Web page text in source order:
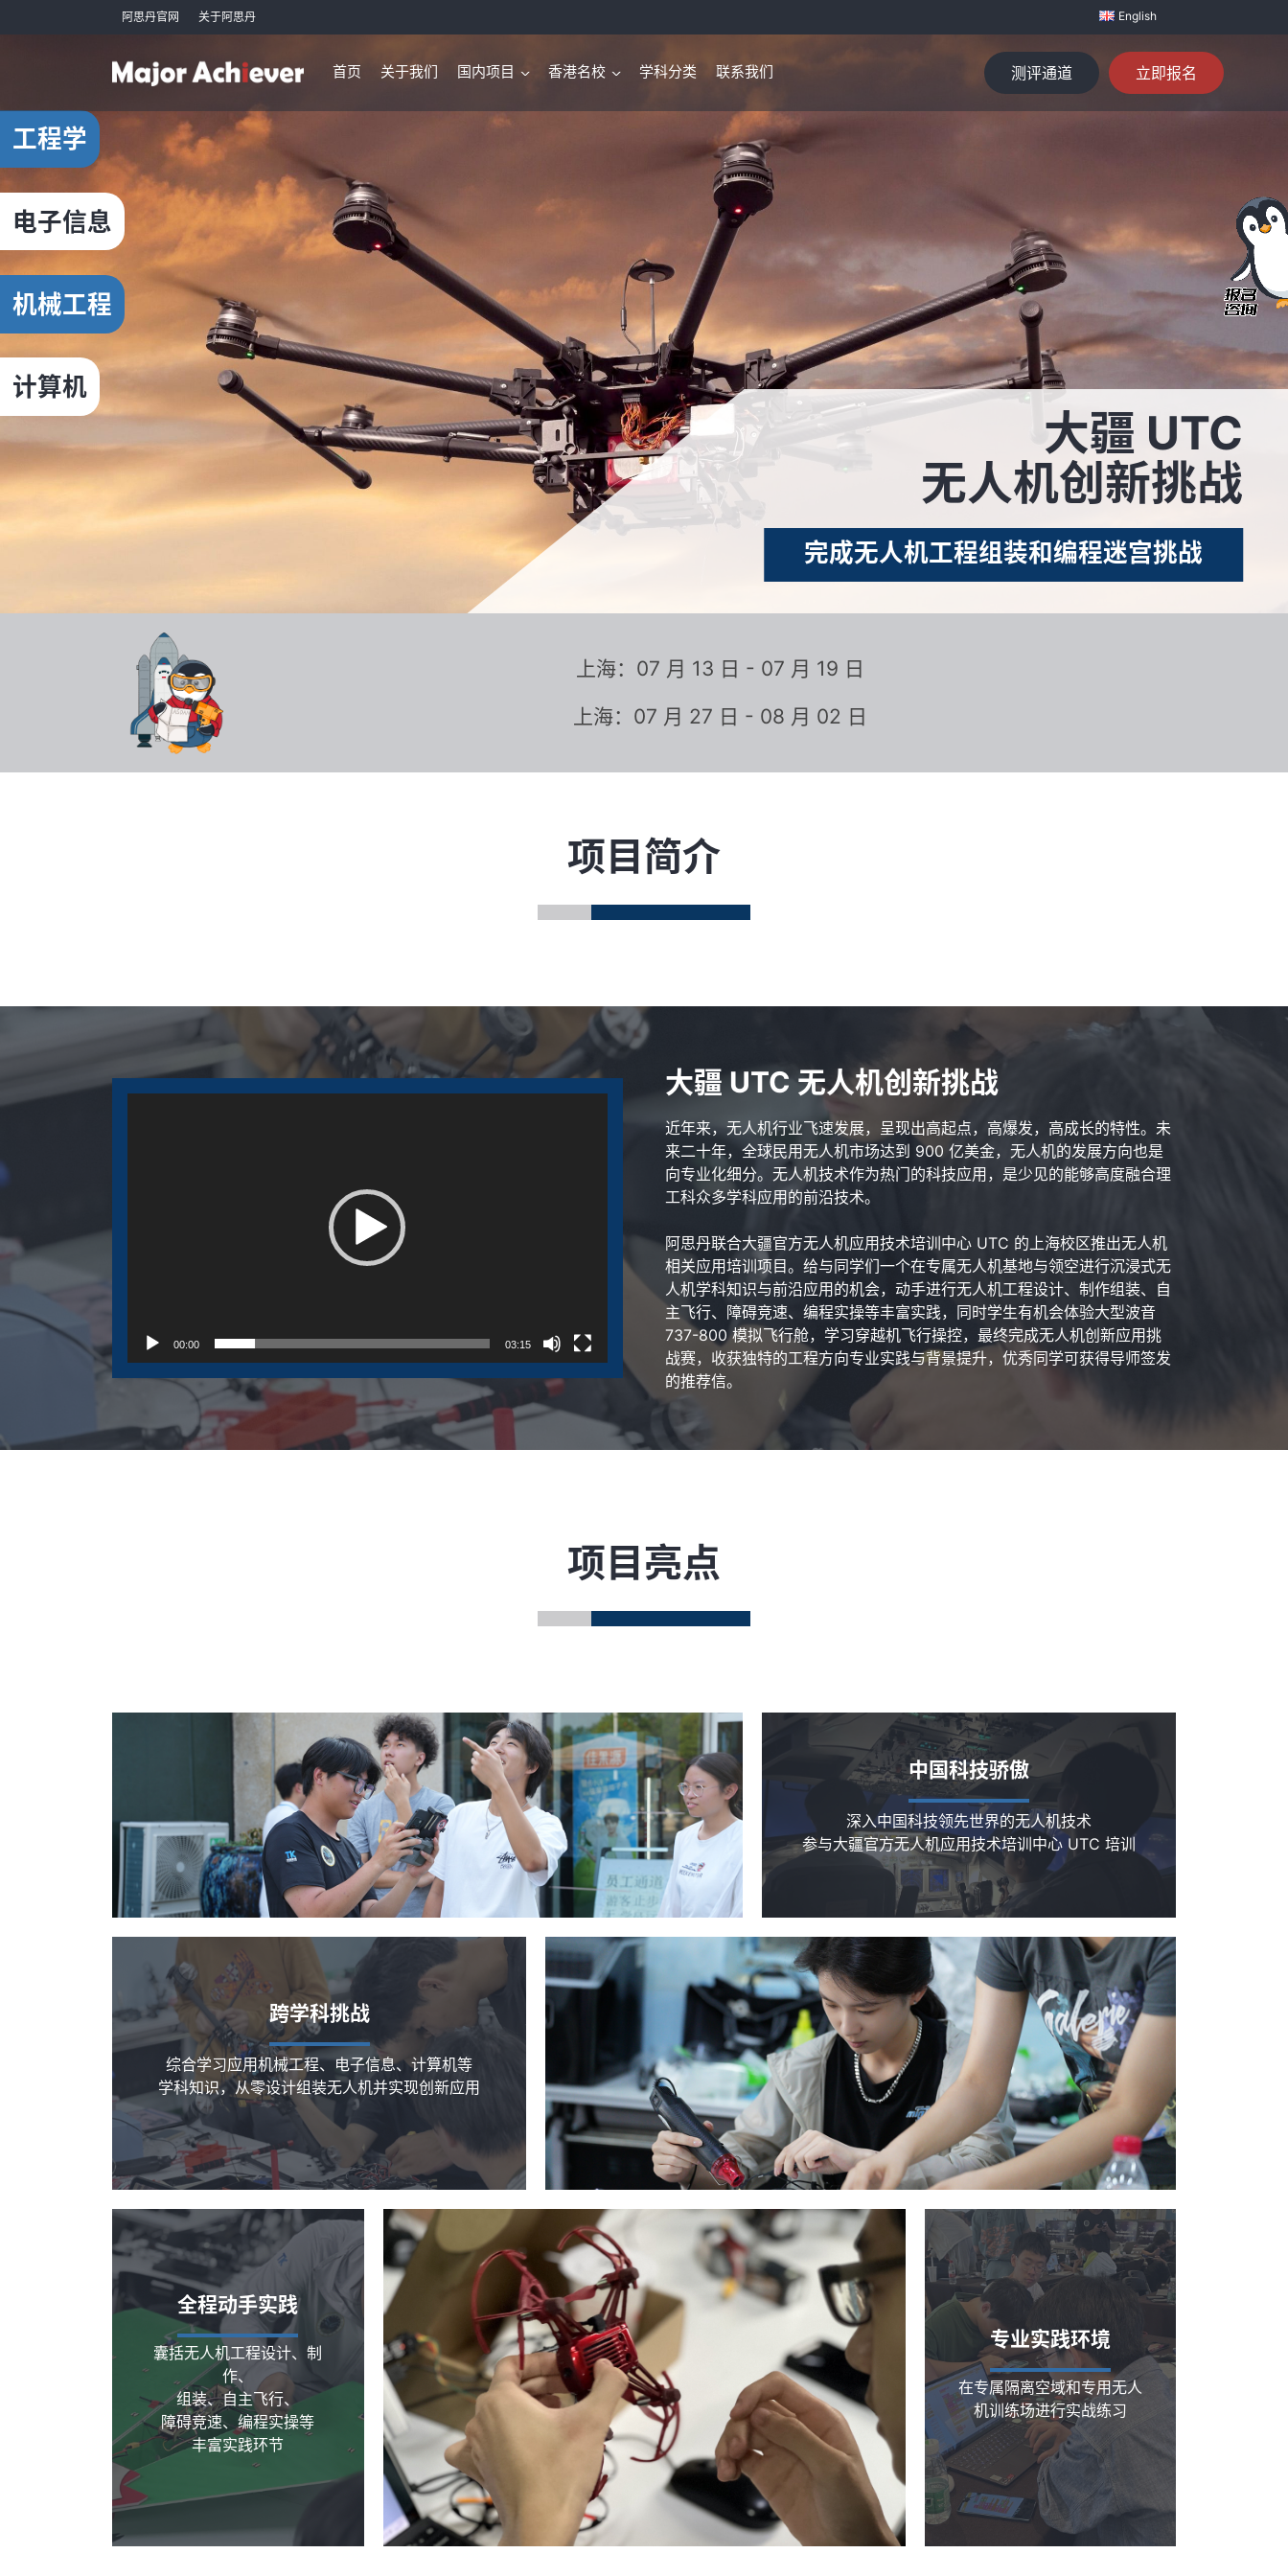
阿思丹官网 关于阿思丹 English
首页 关于我们 国内项目 > 香港名校 > 学科分类 联系我们 测评通道 立即报名
工程学
电子信息
机械工程
计算机
大疆 UTC
无人机创新挑战
完成无人机工程组装和编程迷宫挑战
上海：07 月 13 日 - 07 月 19 日
上海：07 月 27 日 - 08 月 02 日
项目简介
00:00 03:15
大疆 UTC 无人机创新挑战
近年来，无人机行业飞速发展，呈现出高起点，高爆发，高成长的特性。未
来二十年，全球民用无人机市场达到 900 亿美金，无人机的发展方向也是
向专业化细分。无人机技术作为热门的科技应用，是少见的能够高度融合理
工科众多学科应用的前沿技术。
阿思丹联合大疆官方无人机应用技术培训中心 UTC 的上海校区推出无人机
相关应用培训项目。给与同学们一个在专属无人机基地与领空进行沉浸式无
人机学科知识与前沿应用的机会，动手进行无人机工程设计、制作组装、自
主飞行、障碍竞速、编程实操等丰富实践，同时学生有机会体验大型波音
737-800 模拟飞行舱，学习穿越机飞行操控，最终完成无人机创新应用挑
战赛，收获独特的工程方向专业实践与背景提升，优秀同学可获得导师签发
的推荐信。
项目亮点
中国科技骄傲
深入中国科技领先世界的无人机技术
参与大疆官方无人机应用技术培训中心 UTC 培训
跨学科挑战
综合学习应用机械工程、电子信息、计算机等
学科知识，从零设计组装无人机并实现创新应用
全程动手实践
囊括无人机工程设计、制
作、
组装、自主飞行、
障碍竞速、编程实操等
丰富实践环节
专业实践环境
在专属隔离空域和专用无人
机训练场进行实战练习